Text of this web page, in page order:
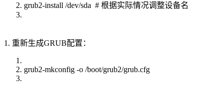
grub2-install /dev/sda # 根据实际情况调整设备名
1. 重新生成GRUB配置：
grub2-mkconfig -o /boot/grub2/grub.cfg